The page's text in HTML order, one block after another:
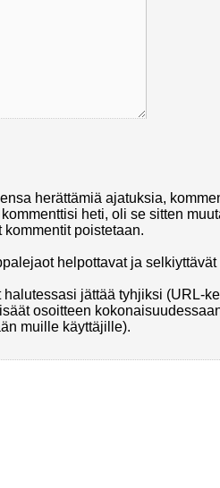
herättämiä ajatuksia,
heti, oli se sitten
poistetaan.
helpottavat ja
jättää tyhjiksi (URL-
osoitteen
muille käyttäjille).